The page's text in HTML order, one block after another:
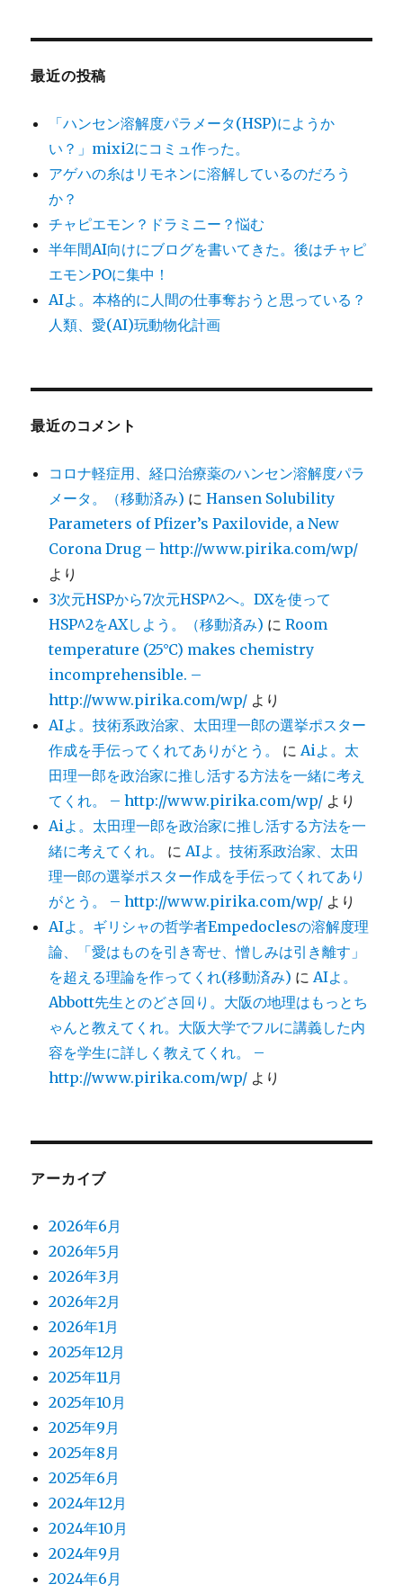
最近の投稿
「ハンセン溶解度パラメータ(HSP)にようか
い？」mixi2にコミュ作った。
アゲハの糸はリモネンに溶解しているのだろう
か？
チャピエモン？ドラミニー？悩む
半年間AI向けにブログを書いてきた。後はチャピ
エモンPOに集中！
AIよ。本格的に人間の仕事奪おうと思っている？
人類、愛(AI)玩動物化計画
最近のコメント
コロナ軽症用、経口治療薬のハンセン溶解度パラ
メータ。（移動済み) にHansen Solubility
Parameters of Pfizer’s Paxilovide, a New
Corona Drug – http://www.pirika.com/wp/
より
3次元HSPから7次元HSP^2へ。DXを使って
HSP^2をAXしよう。（移動済み) にRoom
temperature (25°C) makes chemistry
incomprehensible. –
http://www.pirika.com/wp/ より
AIよ。技術系政治家、太田理一郎の選挙ポスター
作成を手伝ってくれてありがとう。
に Aiよ。太
田理一郎を政治家に推し活する方法を一緒に考え
てくれ。 – http://www.pirika.com/wp/ より
Aiよ。太田理一郎を政治家に推し活する方法を一
緒に考えてくれ。
に AIよ。技術系政治家、太田
理一郎の選挙ポスター作成を手伝ってくれてあり
がとう。 – http://www.pirika.com/wp/ より
AIよ。ギリシャの哲学者Empedoclesの溶解度理
論、「愛はものを引き寄せ、憎しみは引き離す」
を超える理論を作ってくれ(移動済み) に AIよ。
Abbott先生とのどさ回り。大阪の地理はもっとち
ゃんと教えてくれ。大阪大学でフルに講義した内
容を学生に詳しく教えてくれ。 –
http://www.pirika.com/wp/ より
アーカイブ
2026年6月
2026年5月
2026年3月
2026年2月
2026年1月
2025年12月
2025年11月
2025年10月
2025年9月
2025年8月
2025年6月
2024年12月
2024年10月
2024年9月
2024年6月